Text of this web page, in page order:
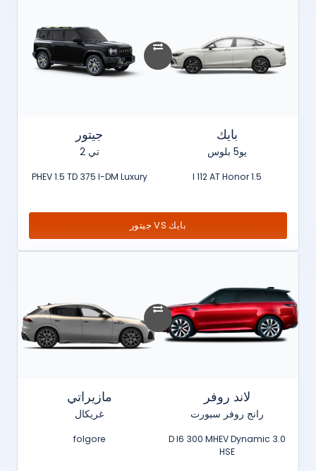
بايك
يو5 بلوس
1.5 l 112 AT Honor
جيتور
تي 2
PHEV 1.5 TD 375 I-DM Luxury
بايك VS جيتور
لاند روفر
رانج روفر سبورت
3.0 D I6 300 MHEV Dynamic
HSE
مازيراتي
غريكال
folgore